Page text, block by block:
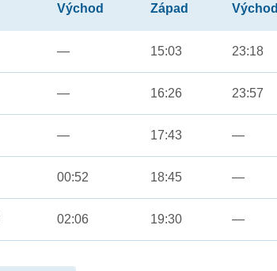
Východ Západ Východ
— 15:03 23:18
— 16:26 23:57
— 17:43 —
00:52 18:45 —
02:06 19:30 —